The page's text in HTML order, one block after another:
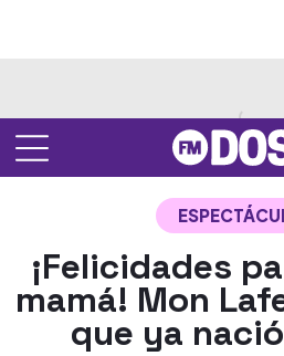
¡Felicidades
mamá! Mon
que ya